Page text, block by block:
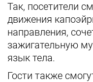
Так, посетители
движения
направления,
зажигательную
язык тела.
Гости также